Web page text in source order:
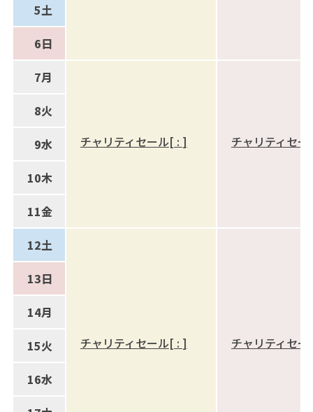
5土
6日
7月
チャリティセール[ : ] チャリティセー
8火
9水
10木
11金
12土
チャリティセール[ : ] チャリティセー
13日
14月
15火
16水